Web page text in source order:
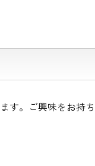
す。ご興味をお持